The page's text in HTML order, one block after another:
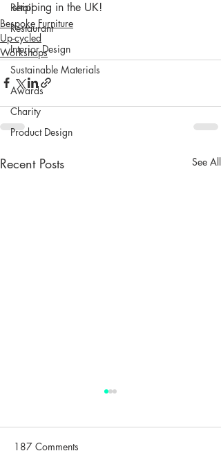
Retail
Restaurant
Interior Design
Sustainable Materials
Awards
Charity
Product Design
shipping in the UK!
Bespoke Furniture
Up-cycled
Workshops
Recent Posts See All
187 Comments